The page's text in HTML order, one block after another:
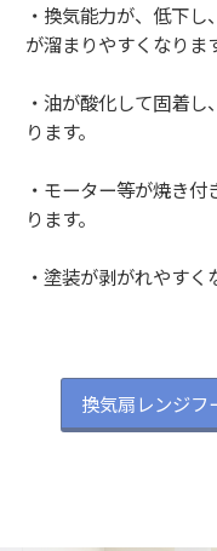
・換気能力が、低下
が溜まりやすくなりま
・油が酸化して固着
ります。
・モーター等が焼き
ります。
・塗装が剥がれやすく
換気扇レンジフ